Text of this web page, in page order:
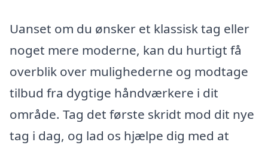
Uanset om du ønsker et klassisk tag eller
noget mere moderne, kan du hurtigt få
overblik over mulighederne og modtage
tilbud fra dygtige håndværkere i dit
område. Tag det første skridt mod dit nye
tag i dag, og lad os hjælpe dig med at